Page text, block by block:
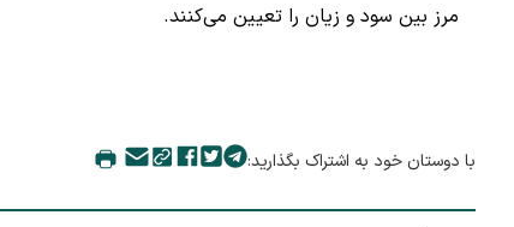
مرز بین سود و زیان را تعیین می‌کنند.
با دوستان خود به اشتراک بگذارید: